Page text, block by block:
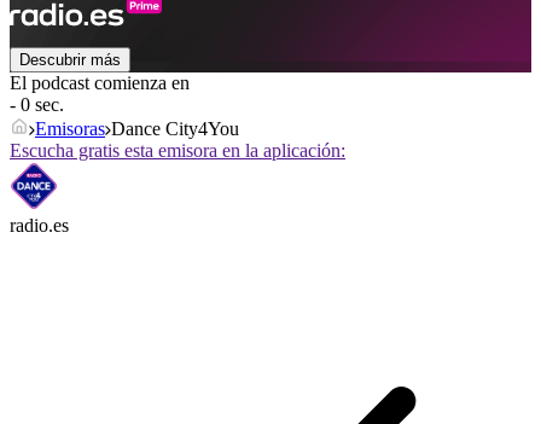
Descubrir más
El podcast comienza en
- 0 sec.
Emisoras Dance City4You
Escucha gratis esta emisora en la aplicación:
radio.es